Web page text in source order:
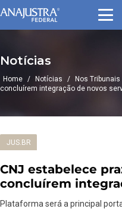
Notícias
Home / Notícias / Nos Tribunais
concluírem integração de novos
JUS.BR
CNJ estabelece
concluírem
Plataforma será a principal